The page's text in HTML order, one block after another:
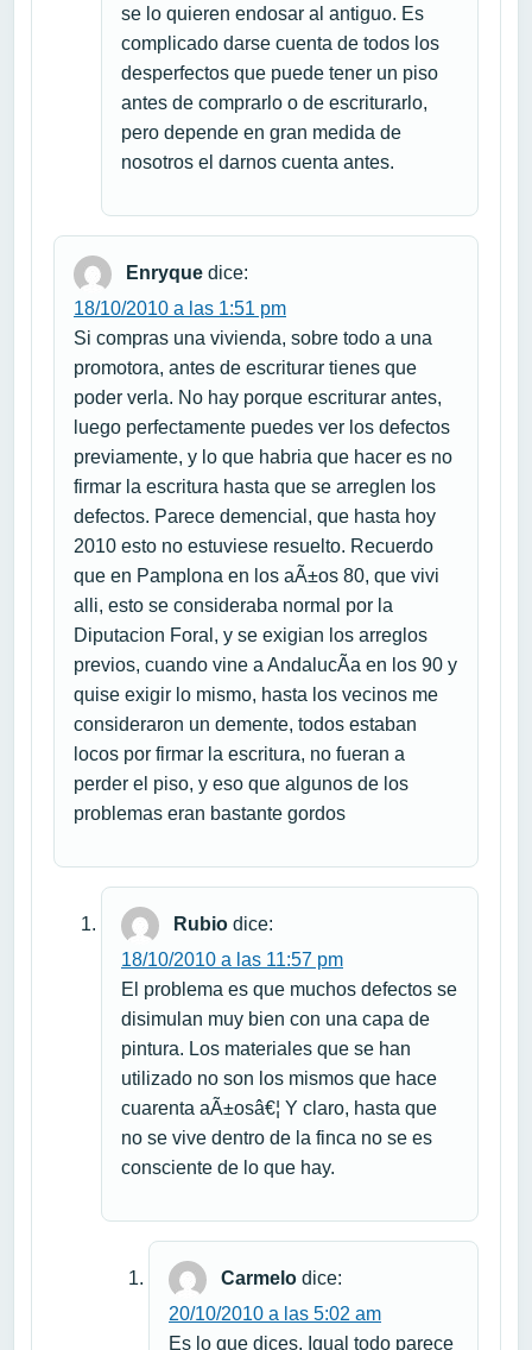
se lo quieren endosar al antiguo. Es
complicado darse cuenta de todos los
desperfectos que puede tener un piso
antes de comprarlo o de escriturarlo,
pero depende en gran medida de
nosotros el darnos cuenta antes.
Enryque dice:
18/10/2010 a las 1:51 pm
Si compras una vivienda, sobre todo a una
promotora, antes de escriturar tienes que
poder verla. No hay porque escriturar antes,
luego perfectamente puedes ver los defectos
previamente, y lo que habria que hacer es no
firmar la escritura hasta que se arreglen los
defectos. Parece demencial, que hasta hoy
2010 esto no estuviese resuelto. Recuerdo
que en Pamplona en los aÃ±os 80, que vivi
alli, esto se consideraba normal por la
Diputacion Foral, y se exigian los arreglos
previos, cuando vine a AndalucÃ­a en los 90 y
quise exigir lo mismo, hasta los vecinos me
consideraron un demente, todos estaban
locos por firmar la escritura, no fueran a
perder el piso, y eso que algunos de los
problemas eran bastante gordos
Rubio dice:
18/10/2010 a las 11:57 pm
El problema es que muchos defectos se
disimulan muy bien con una capa de
pintura. Los materiales que se han
utilizado no son los mismos que hace
cuarenta aÃ±osâ€¦ Y claro, hasta que
no se vive dentro de la finca no se es
consciente de lo que hay.
Carmelo dice:
20/10/2010 a las 5:02 am
Es lo que dices. Igual todo parece